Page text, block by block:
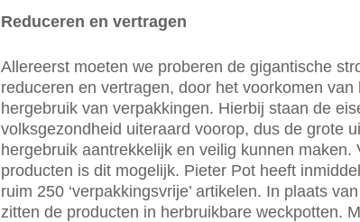
Reduceren en vertragen
Allereerst moeten we proberen de gigantische
reduceren en vertragen, door het voorkomen
hergebruik van verpakkingen. Hierbij staan de
volksgezondheid uiteraard voorop, dus de grote
hergebruik aantrekkelijk en veilig kunnen maken.
producten is dit mogelijk. Pieter Pot heeft
ruim 250 ‘verpakkingsvrije’ artikelen. In plaats
zitten de producten in herbruikbare weckpotten.